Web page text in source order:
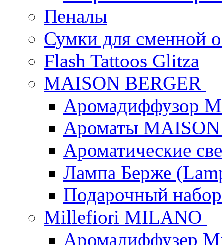
Пеналы
Сумки для сменной
Flash Tattoos Glitza
MAISON BERGER
Аромадиффузор
Ароматы
Ароматические
Лампа Берже
Подарочный
Millefiori MILANO
Аромадиффузер